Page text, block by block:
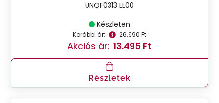
UNOF0313 LL00
Készleten
Korábbi ár: 26.990 Ft
Akciós ár: 13.495 Ft
Részletek